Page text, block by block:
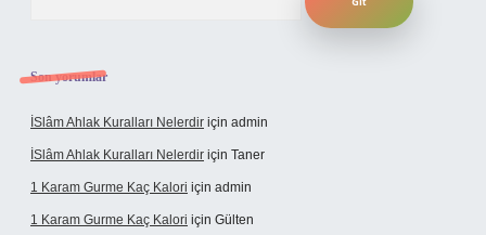
Son yorumlar
İSlâm Ahlak Kuralları Nelerdir için admin
İSlâm Ahlak Kuralları Nelerdir için Taner
1 Karam Gurme Kaç Kalori için admin
1 Karam Gurme Kaç Kalori için Gülten